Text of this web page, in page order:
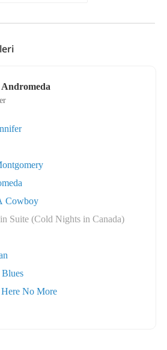
Cowboy
Suite (Cold Nights in Canada)
No More